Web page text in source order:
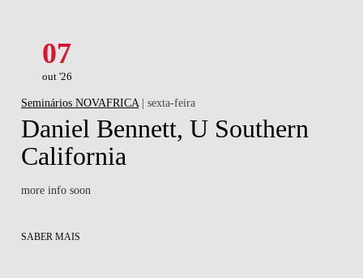
07
out '26
Seminários NOVAFRICA | sexta-feira
Daniel Bennett, U Southern
California
more info soon
SABER MAIS